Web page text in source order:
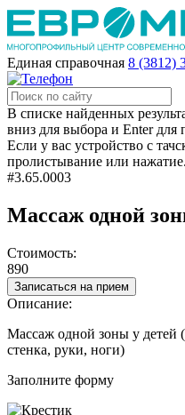
Единая справочная 8 (3812)
В списке найденных
вниз для выбора и Enter для
Если у вас устройство с
пролистывание или нажатие.
#3.65.0003
Массаж одной
Стоимость:
890
Записаться на прием
Описание:
Массаж одной зоны у детей
стенка, руки, ноги)
Заполните форму